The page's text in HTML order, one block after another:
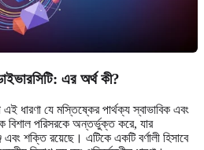
এর অর্থ কী?
ধারণা যে মস্তিষ্কের পার্থক্য স্বাভাবিক এবং
বিশাল পরিসরকে অন্তর্ভুক্ত করে, যার
এবং শক্তি রয়েছে। এটিকে একটি বর্ণালী হিসাবে